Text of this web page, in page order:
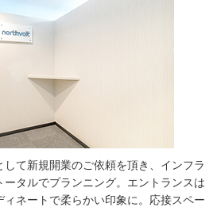
て新規開業のご依頼を頂き、インフラ
ータルでプランニング。エントランスは
ネートで柔らかい印象に。応接スペー